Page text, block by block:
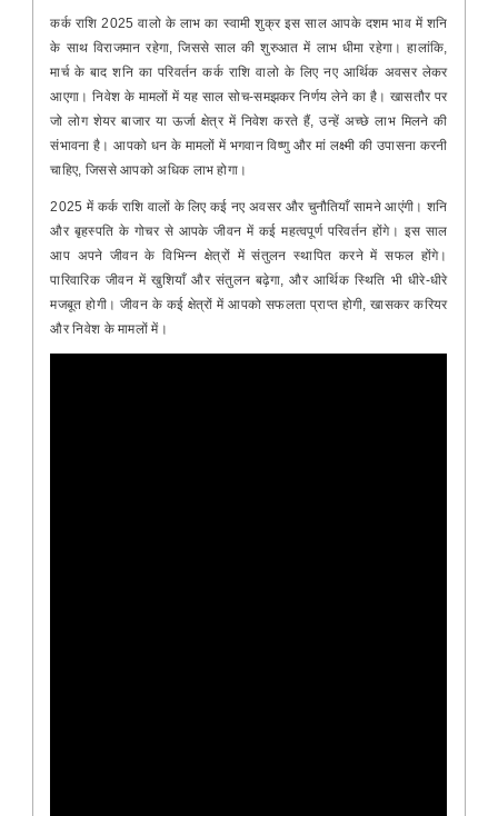
कर्क राशि 2025 वालो के लाभ का स्वामी शुक्र इस साल आपके दशम भाव में शनि
के साथ विराजमान रहेगा, जिससे साल की शुरुआत में लाभ धीमा रहेगा। हालांकि,
मार्च के बाद शनि का परिवर्तन कर्क राशि वालो के लिए नए आर्थिक अवसर लेकर
आएगा। निवेश के मामलों में यह साल सोच-समझकर निर्णय लेने का है। खासतौर पर
जो लोग शेयर बाजार या ऊर्जा क्षेत्र में निवेश करते हैं, उन्हें अच्छे लाभ मिलने की
संभावना है। आपको धन के मामलों में भगवान विष्णु और मां लक्ष्मी की उपासना करनी
चाहिए, जिससे आपको अधिक लाभ होगा।
2025 में कर्क राशि वालों के लिए कई नए अवसर और चुनौतियाँ सामने आएंगी। शनि
और बृहस्पति के गोचर से आपके जीवन में कई महत्वपूर्ण परिवर्तन होंगे। इस साल
आप अपने जीवन के विभिन्न क्षेत्रों में संतुलन स्थापित करने में सफल होंगे।
पारिवारिक जीवन में खुशियाँ और संतुलन बढ़ेगा, और आर्थिक स्थिति भी धीरे-धीरे
मजबूत होगी। जीवन के कई क्षेत्रों में आपको सफलता प्राप्त होगी, खासकर करियर
और निवेश के मामलों में।